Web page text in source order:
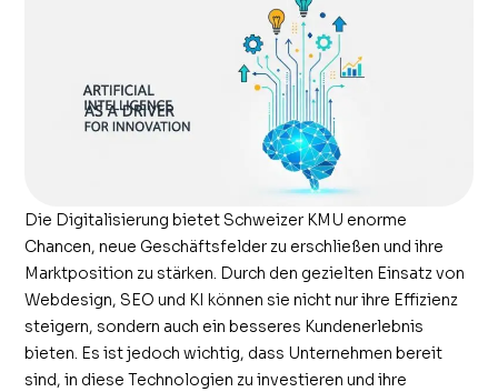
Die Digitalisierung bietet Schweizer KMU enorme
Chancen, neue Geschäftsfelder zu erschließen und ihre
Marktposition zu stärken. Durch den gezielten Einsatz von
Webdesign, SEO und KI können sie nicht nur ihre Effizienz
steigern, sondern auch ein besseres Kundenerlebnis
bieten. Es ist jedoch wichtig, dass Unternehmen bereit
sind, in diese Technologien zu investieren und ihre